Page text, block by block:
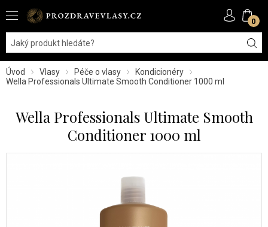
0
Úvod Vlasy Péče o vlasy
Kondicionéry
Wella Professionals Ultimate Smooth Conditioner 1000 ml
Wella Professionals Ultimate Smooth
Conditioner 1000 ml